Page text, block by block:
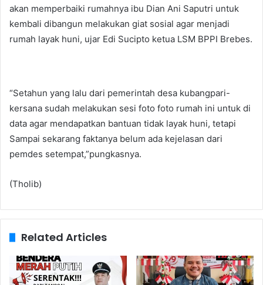
akan memperbaiki rumahnya ibu Dian Ani Saputri untuk
kembali dibangun melakukan giat sosial agar menjadi
rumah layak huni, ujar Edi Sucipto ketua LSM BPPI Brebes.
“Setahun yang lalu dari pemerintah desa kubangpari-
kersana sudah melakukan sesi foto foto rumah ini untuk di
data agar mendapatkan bantuan tidak layak huni, tetapi
Sampai sekarang faktanya belum ada kejelasan dari
pemdes setempat,”pungkasnya.
(Tholib)
Related Articles